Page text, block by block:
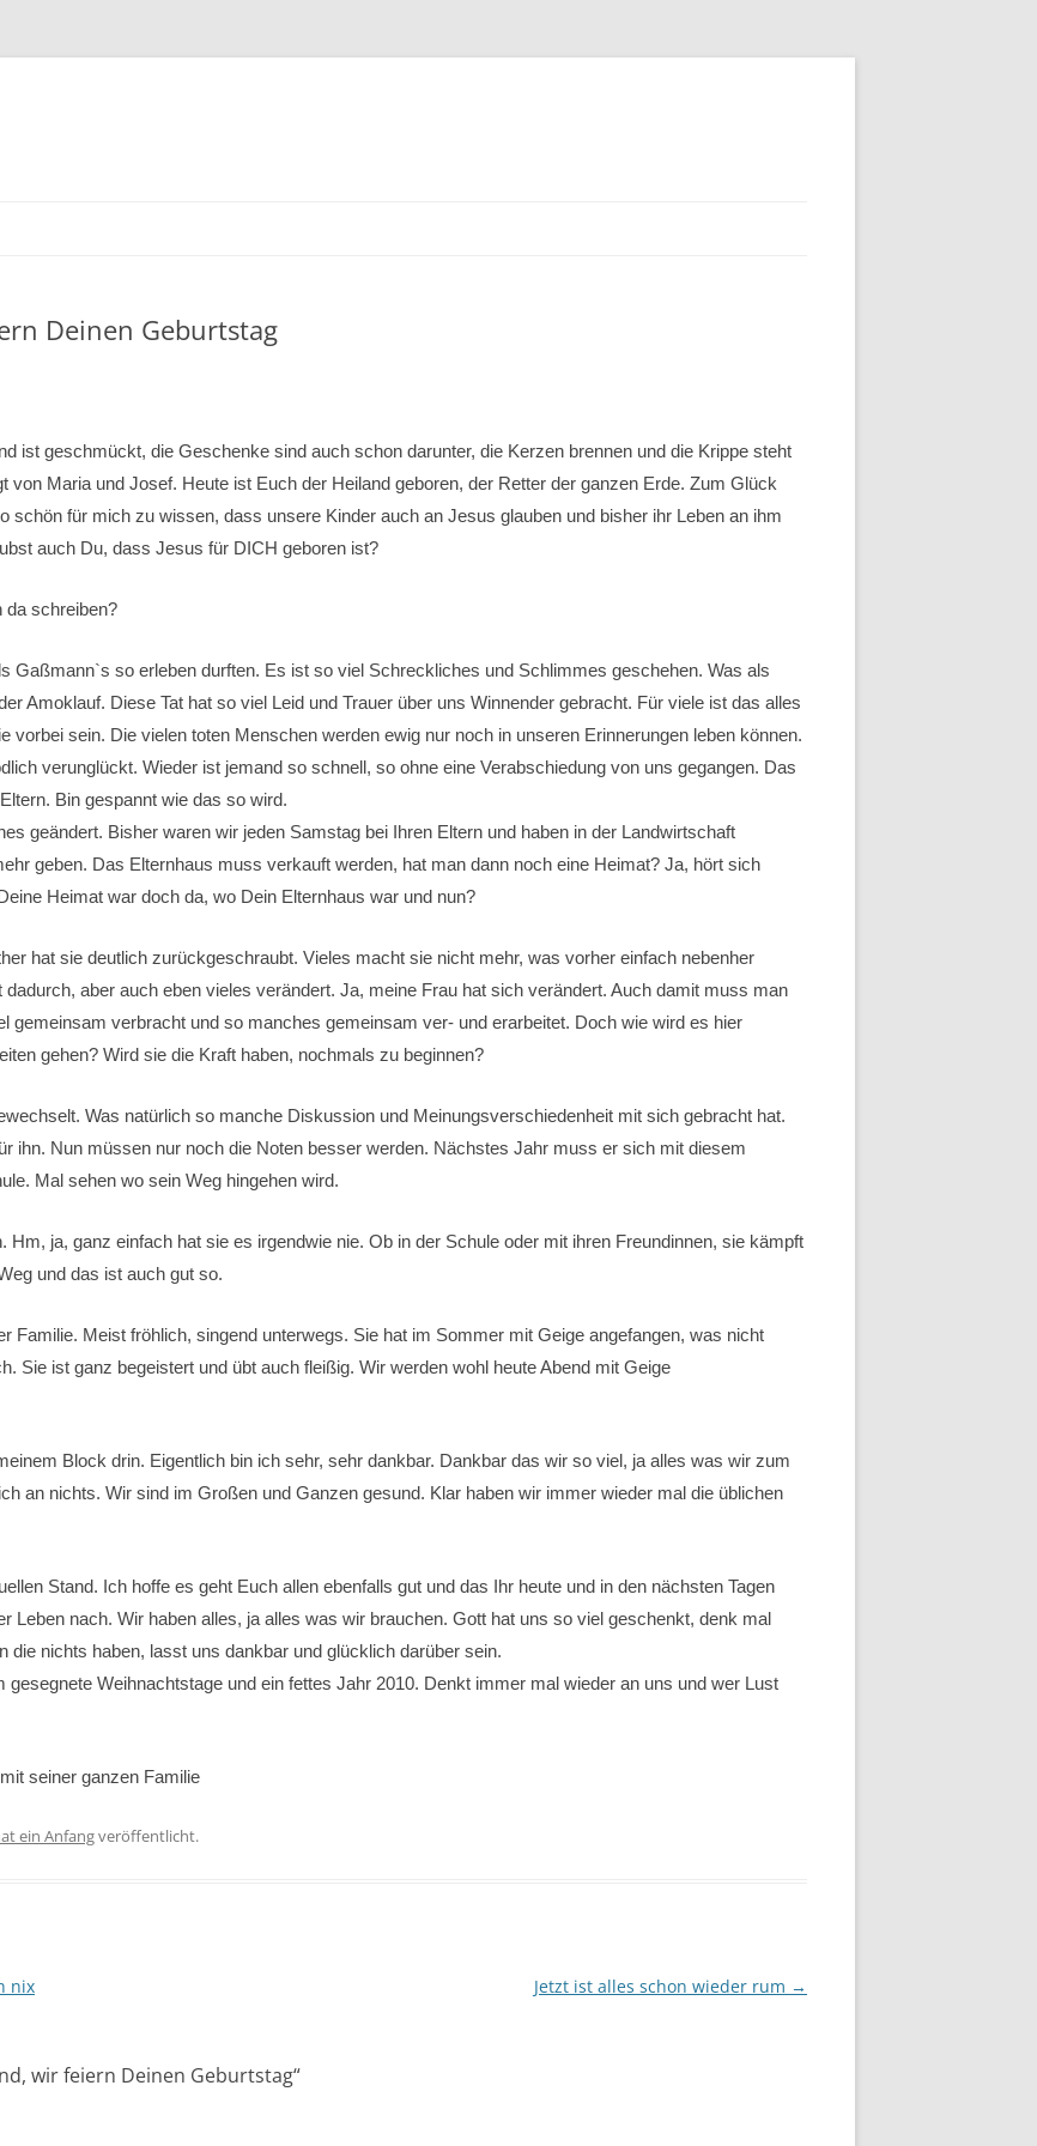
Deinen Geburtstag
ist geschmückt, die Geschenke sind auch schon darunter, die Kerzen brennen und die Krippe steht
von Maria und Josef. Heute ist Euch der Heiland geboren, der Retter der ganzen Erde. Zum Glück
schön für mich zu wissen, dass unsere Kinder auch an Jesus glauben und bisher ihr Leben an ihm
auch Du, dass Jesus für DICH geboren ist?
da schreiben?
Gaßmann`s so erleben durften. Es ist so viel Schreckliches und Schlimmes geschehen. Was als
Amoklauf. Diese Tat hat so viel Leid und Trauer über uns Winnender gebracht. Für viele ist das alles
vorbei sein. Die vielen toten Menschen werden ewig nur noch in unseren Erinnerungen leben können.
verunglückt. Wieder ist jemand so schnell, so ohne eine Verabschiedung von uns gegangen. Das
Bin gespannt wie das so wird.
geändert. Bisher waren wir jeden Samstag bei Ihren Eltern und haben in der Landwirtschaft
geben. Das Elternhaus muss verkauft werden, hat man dann noch eine Heimat? Ja, hört sich
Heimat war doch da, wo Dein Elternhaus war und nun?
hat sie deutlich zurückgeschraubt. Vieles macht sie nicht mehr, was vorher einfach nebenher
aber auch eben vieles verändert. Ja, meine Frau hat sich verändert. Auch damit muss man
gemeinsam verbracht und so manches gemeinsam ver- und erarbeitet. Doch wie wird es hier
gehen? Wird sie die Kraft haben, nochmals zu beginnen?
Was natürlich so manche Diskussion und Meinungsverschiedenheit mit sich gebracht hat.
ihn. Nun müssen nur noch die Noten besser werden. Nächstes Jahr muss er sich mit diesem
Mal sehen wo sein Weg hingehen wird.
ja, ganz einfach hat sie es irgendwie nie. Ob in der Schule oder mit ihren Freundinnen, sie kämpft
und das ist auch gut so.
Familie. Meist fröhlich, singend unterwegs. Sie hat im Sommer mit Geige angefangen, was nicht
Sie ist ganz begeistert und übt auch fleißig. Wir werden wohl heute Abend mit Geige
Block drin. Eigentlich bin ich sehr, sehr dankbar. Dankbar das wir so viel, ja alles was wir zum
an nichts. Wir sind im Großen und Ganzen gesund. Klar haben wir immer wieder mal die üblichen
Stand. Ich hoffe es geht Euch allen ebenfalls gut und das Ihr heute und in den nächsten Tagen
Leben nach. Wir haben alles, ja alles was wir brauchen. Gott hat uns so viel geschenkt, denk mal
die nichts haben, lasst uns dankbar und glücklich darüber sein.
gesegnete Weihnachtstage und ein fettes Jahr 2010. Denkt immer mal wieder an uns und wer Lust
seiner ganzen Familie
ein Anfangveröffentlicht.
nix Jetzt ist alles schon wieder rum →
wir feiern Deinen Geburtstag“